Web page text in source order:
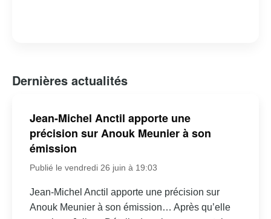
Dernières actualités
Jean-Michel Anctil apporte une
précision sur Anouk Meunier à son
émission
Publié le vendredi 26 juin à 19:03
Jean-Michel Anctil apporte une précision sur
Anouk Meunier à son émission… Après qu’elle